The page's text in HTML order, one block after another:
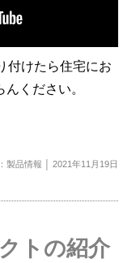
付けたら住宅にお
ください。
製品情報 │ 2021年11月19日
トの紹介